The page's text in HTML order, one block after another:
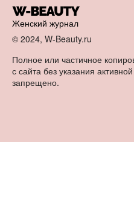
Женский журнал
© 2024, W-Beauty.ru
Полное или частичное
с сайта без указания
запрещено.